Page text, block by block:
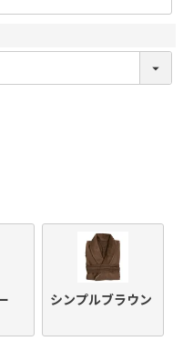
シンプルブラウン